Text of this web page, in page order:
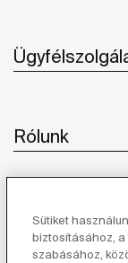
Rólunk
Ihlet
Sütiket
biztosításához,
szabásához,